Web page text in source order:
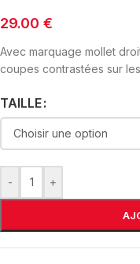
29.00 €
Avec marquage mollet
coupes contrastées sur
TAILLE
- +